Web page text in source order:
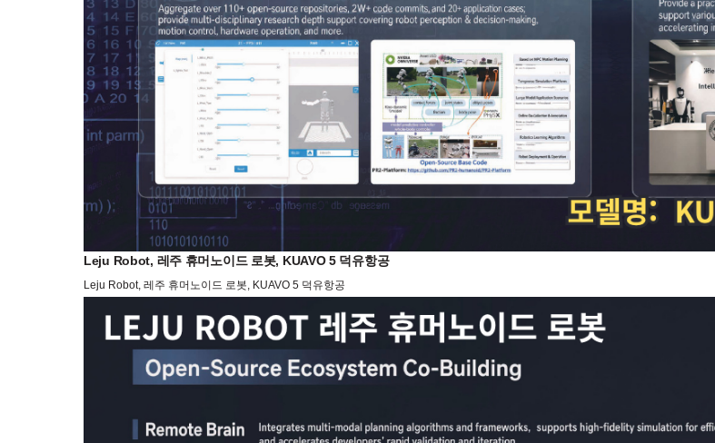
Leju Robot, 레주 휴머노이드 로봇, KUAVO 5 덕유항공
Leju Robot, 레주 휴머노이드 로봇, KUAVO 5 덕유항공